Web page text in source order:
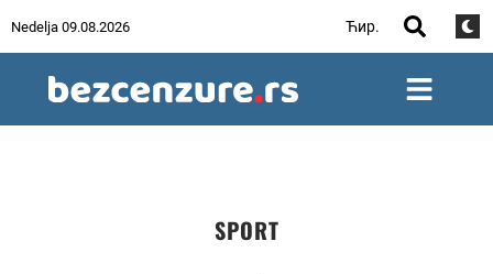
Nedelja 09.08.2026 Ћир.
SPORT